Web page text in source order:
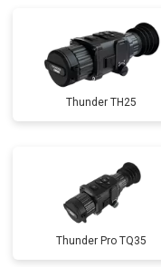
Thunder TH25
Thunder Pro TQ35